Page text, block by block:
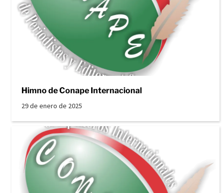
Himno de Conape Internacional
29 de enero de 2025